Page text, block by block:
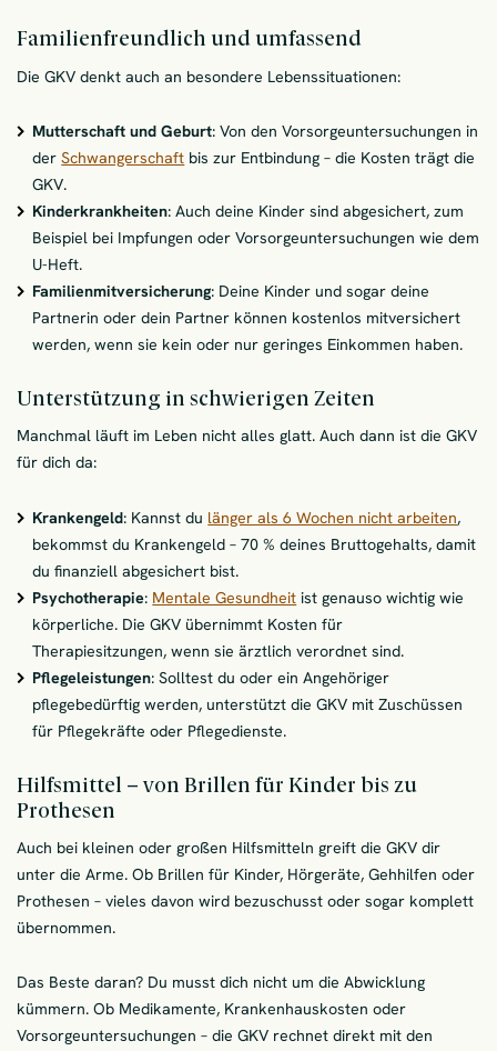
Familienfreundlich und umfassend
Die GKV denkt auch an besondere Lebenssituationen:
Mutterschaft und Geburt: Von den Vorsorgeuntersuchungen in
derSchwangerschaft bis zur Entbindung – die Kosten trägt die
GKV.
Kinderkrankheiten: Auch deine Kinder sind abgesichert, zum
Beispiel bei Impfungen oder Vorsorgeuntersuchungen wie dem
U-Heft.
Familienmitversicherung: Deine Kinder und sogar deine
Partnerin oder dein Partner können kostenlos mitversichert
werden, wenn sie kein oder nur geringes Einkommen haben.
Unterstützung in schwierigen Zeiten
Manchmal läuft im Leben nicht alles glatt. Auch dann ist die GKV
für dich da:
Krankengeld: Kannst du länger als 6 Wochen nicht arbeiten,
bekommst du Krankengeld – 70 % deines Bruttogehalts, damit
du finanziell abgesichert bist.
Psychotherapie: Mentale Gesundheit ist genauso wichtig wie
körperliche. Die GKV übernimmt Kosten für
Therapiesitzungen, wenn sie ärztlich verordnet sind.
Pflegeleistungen: Solltest du oder ein Angehöriger
pflegebedürftig werden, unterstützt die GKV mit Zuschüssen
für Pflegekräfte oder Pflegedienste.
Hilfsmittel – von Brillen für Kinder bis zu
Prothesen
Auch bei kleinen oder großen Hilfsmitteln greift die GKV dir
unter die Arme. Ob Brillen für Kinder, Hörgeräte, Gehhilfen oder
Prothesen – vieles davon wird bezuschusst oder sogar komplett
übernommen.
Das Beste daran? Du musst dich nicht um die Abwicklung
kümmern. Ob Medikamente, Krankenhauskosten oder
Vorsorgeuntersuchungen – die GKV rechnet direkt mit den